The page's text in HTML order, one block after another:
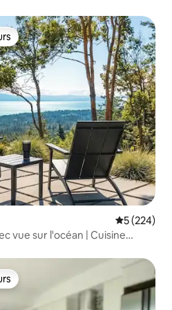
les plus aimés
Note
5 (224)
vue sur l'océan | Cuisine
les plus aimés